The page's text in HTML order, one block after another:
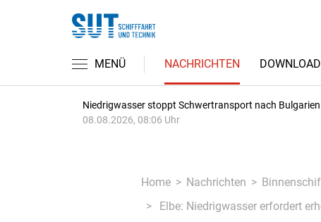
MENÜ NACHRICHTEN
Niedrigwasser stoppt Schwertransport nach Bulgarien
08.08.2026, 08:06 Uhr
Home Nachrichten
Elbe: Niedrigwasser erfordert